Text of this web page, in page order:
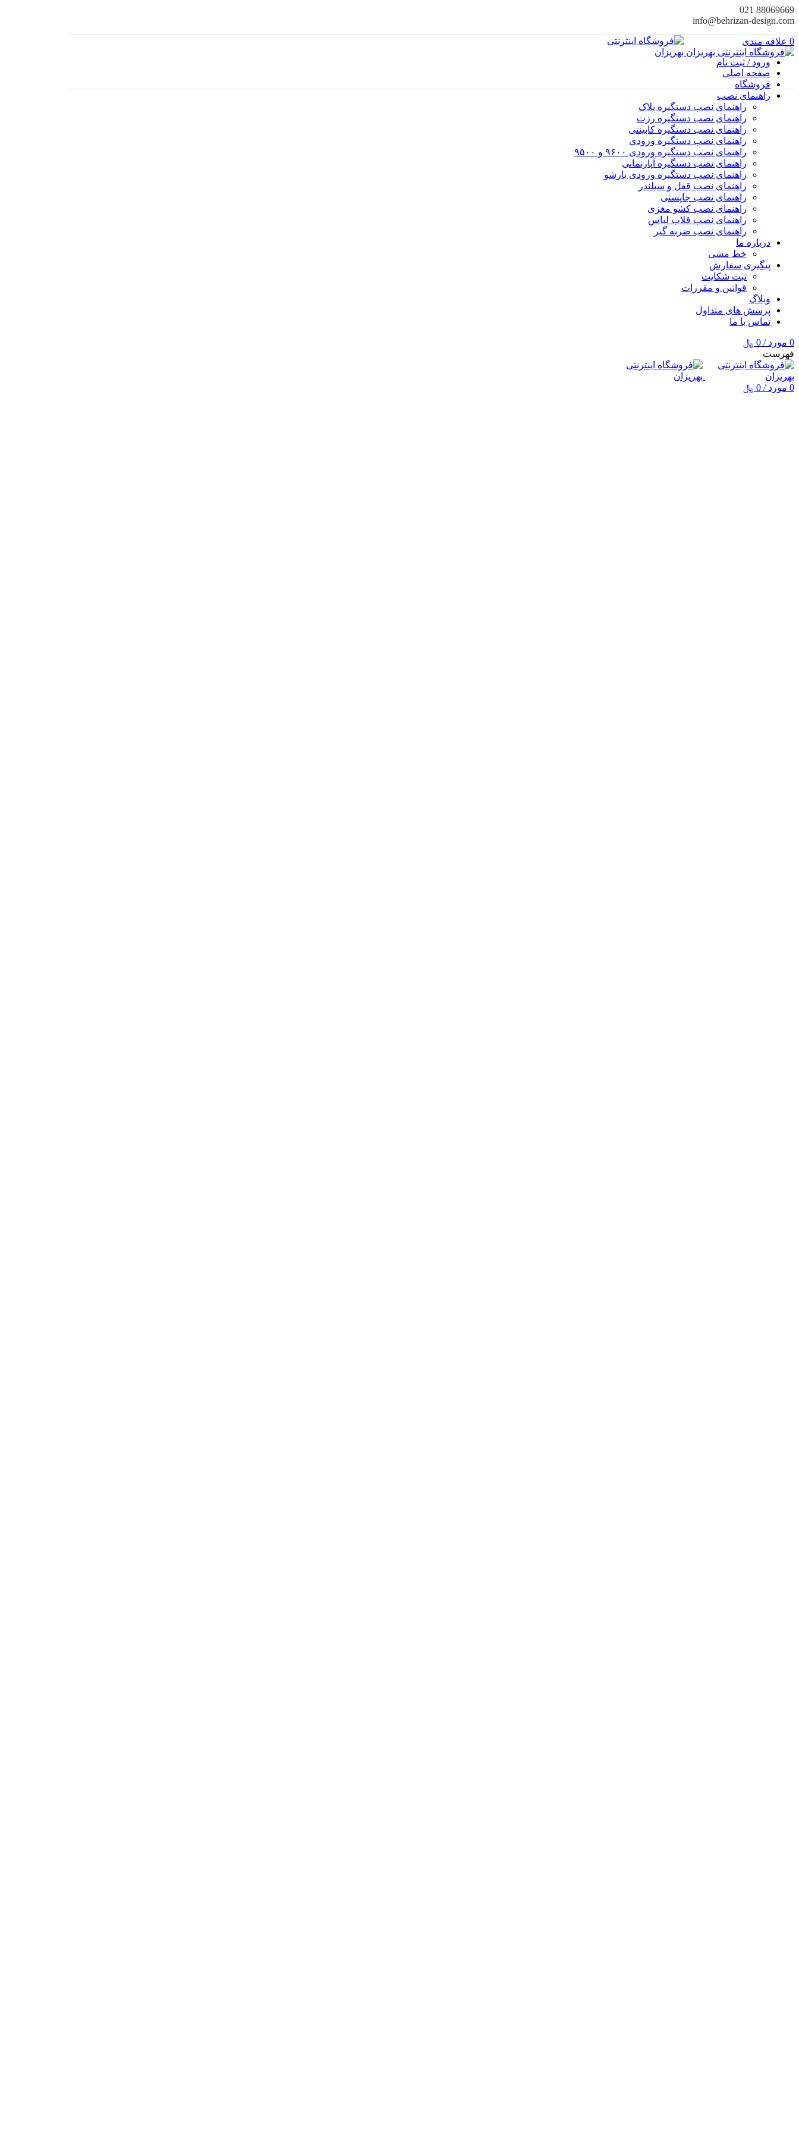
88069669 021
info@behrizan-design.com
0 علاقه مندی
ورود / ثبت نام
صفحه اصلی
فروشگاه
راهنمای نصب
راهنمای نصب دستگیره پلاک
راهنمای نصب‌ دستگیره رزت
راهنمای نصب دستگیره کابینتی
راهنمای نصب دستگیره ورودی
راهنمای نصب دستگیره ورودی ۹۶۰۰ و ۹۵۰۰
راهنمای نصب دستگیره آپارتمانی
راهنمای نصب دستگیره ورودی بازشو
راهنمای نصب قفل و سیلندر
راهنمای نصب جاپستی
راهنمای نصب کشو مغزی
راهنمای نصب قلاب لباس
راهنمای نصب ضربه گیر
درباره ما
خط مشی
پیگیری سفارش
ثبت شکایت
قوانین و مقررات
وبلاگ
پرسش های متداول
تماس با ما
0 مورد /
0 ﷼
فهرست
0 مورد /
0 ﷼